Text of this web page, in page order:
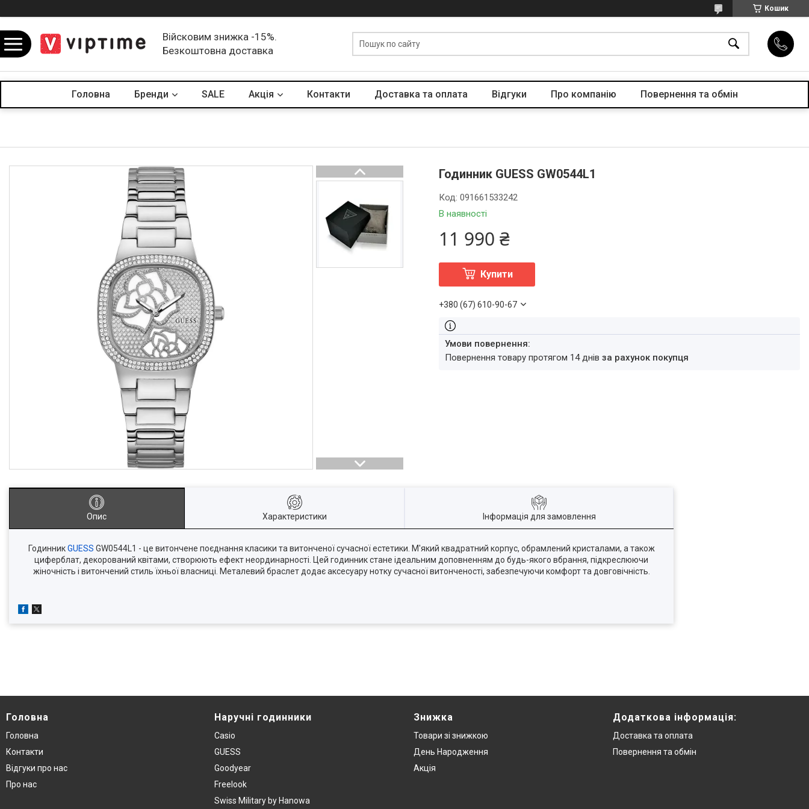
Кошик
Війсковим знижка -15%.
Безкоштовна доставка
Головна Бренди SALE Акцiя Контакти Доставка та оплата Вiдгуки Про компанiю Повернення та обмін
Годинник GUESS GW0544L1
В наявності
Код:091661533242
11 990 ₴
Купити
+380 (67) 610-90-67
повернення товару протягом 14 днівза рахунок покупця
Опис Характеристики Інформація для замовлення
ГодинникGUESS GW0544L1 - це витончене поєднання класики та витонченої сучасної естетики. М'який квадратний корпус, обрамлений кристалами, а також
циферблат, декорований квітами, створюють ефект неординарності. Цей годинник стане ідеальним доповненням до будь-якого вбрання, підкреслюючи
жіночність і витончений стиль їхньої власниці. Металевий браслет додає аксесуару нотку сучасної витонченості, забезпечуючи комфорт та довговічність.
Головна
Головна
Контакти
Вiдгуки про нас
Про нас
Наручнi годинники
Casio
GUESS
Goodyear
Freelook
Swiss Military by Hanowa
Знижка
Товари зi знижкою
День Народження
Акція
Додаткова інформацiя:
Доставка та оплата
Повернення та обмiн